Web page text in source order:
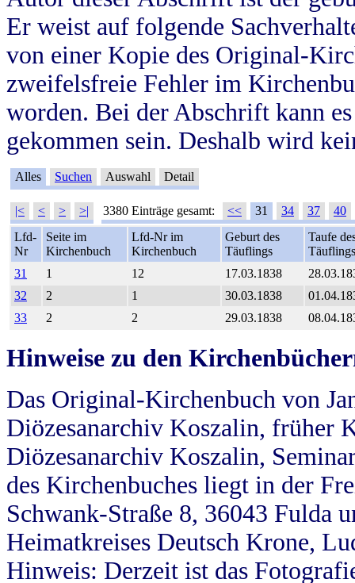
Er weist auf folgende
von einer Kopie des Original-
zweifelsfreie Fehler im
worden. Bei der Abschrift kann
gekommen sein. Deshalb wird
Alles Suchen Auswahl Detail
|< < > >| 3380 Einträge gesamt: << 31 34 37
40
Lfd-
Nr
Seite im
Kirchenbuch
Lfd-Nr im
Kirchenbuch
Geburt des
Täuflings
Taufe
Täuflings
31
1 12 17.03.1838
32
2 1 30.03.1838
33
2 2 29.03.1838
Hinweise zu den
Das Original-Kirchenbuch von
Diözesanarchiv Koszalin, früher
Diözesanarchiv Koszalin,
des Kirchenbuches liegt in der
Schwank-Straße 8, 36043 Fulda
Heimatkreises Deutsch Krone,
Hinweis: Derzeit ist das